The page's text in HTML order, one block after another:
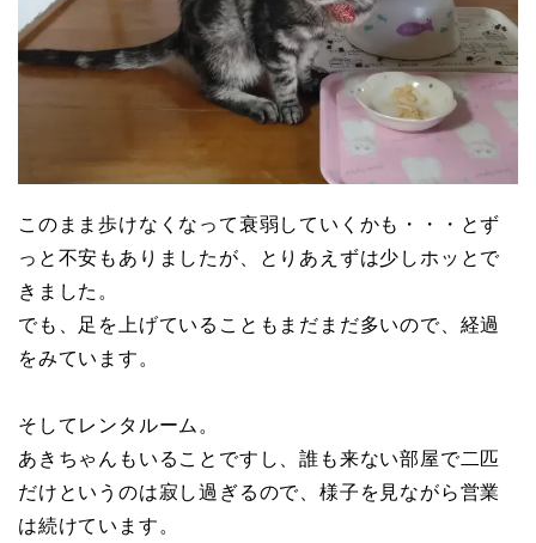
このまま歩けなくなって衰弱していくかも・・・とず
っと不安もありましたが、とりあえずは少しホッとで
きました。
でも、足を上げていることもまだまだ多いので、経過
をみています。
そしてレンタルーム。
あきちゃんもいることですし、誰も来ない部屋で二匹
だけというのは寂し過ぎるので、様子を見ながら営業
は続けています。